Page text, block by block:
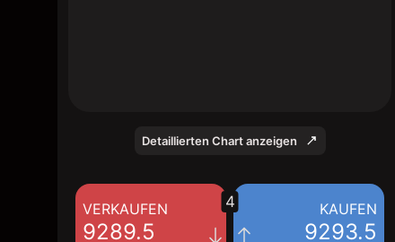
Detaillierten Chart anzeigen
VERKAUFEN
9289.5
KAUFEN
9293.5
4